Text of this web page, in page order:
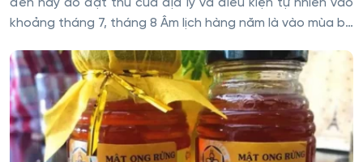
đến nay do đặt thù của địa lý và điều kiện tự nhiên vào
khoảng tháng 7, tháng 8 Âm lịch hàng năm là vào mùa ba